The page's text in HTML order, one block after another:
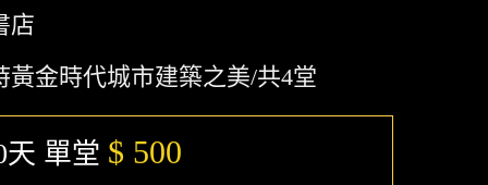
店
黃金時代城市建築之美/共4堂
天 單堂 $ 500